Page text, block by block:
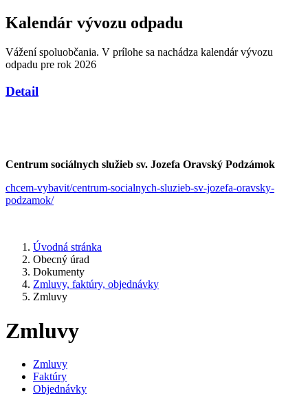
Kalendár vývozu odpadu
Vážení spoluobčania. V prílohe sa nachádza kalendár vývozu
odpadu pre rok 2026
Detail
Centrum sociálnych služieb sv. Jozefa Oravský Podzámok
chcem-vybavit/centrum-socialnych-sluzieb-sv-jozefa-oravsky-
podzamok/
Úvodná stránka
Obecný úrad
Dokumenty
Zmluvy, faktúry, objednávky
Zmluvy
Zmluvy
Zmluvy
Faktúry
Objednávky